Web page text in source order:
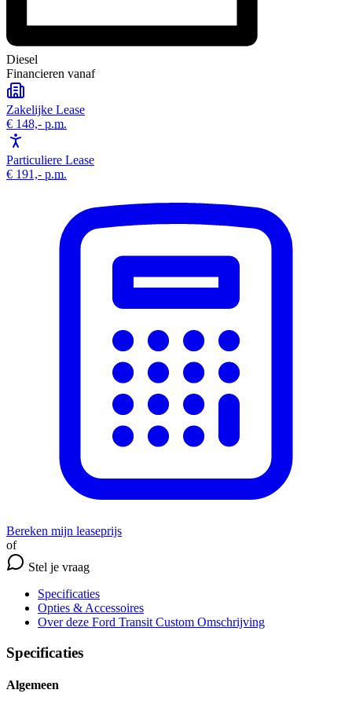
Diesel
Financieren vanaf
Zakelijke Lease
€ 148,- p.m.
Particuliere Lease
€ 191,- p.m.
Bereken mijn leaseprijs
of
Stel je vraag
Specificaties
Opties & Accessoires
Over deze Ford Transit Custom Omschrijving
Specificaties
Algemeen